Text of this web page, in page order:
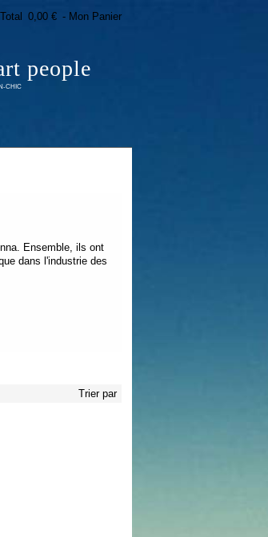
people
CHIC
0,00 € - Mon Panier
Ensemble, ils ont
dans l'industrie des
Trier par